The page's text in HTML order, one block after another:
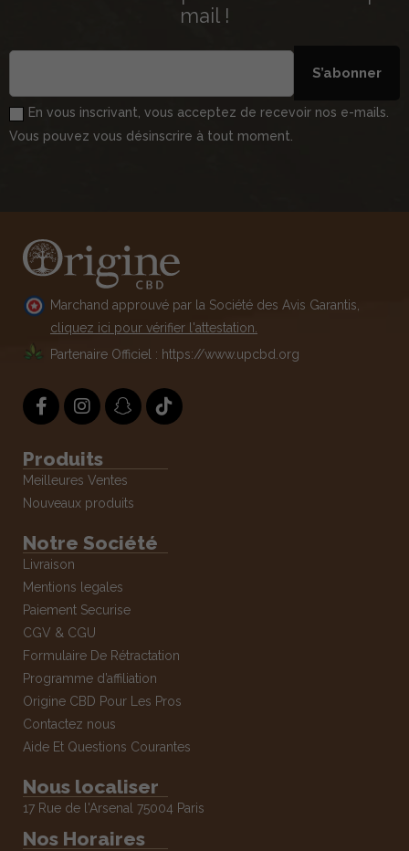
mail !
S’abonner
En vous inscrivant, vous acceptez de recevoir nos e-mails.
Vous pouvez vous désinscrire à tout moment.
Marchand approuvé par la Société des Avis Garantis,
cliquez ici pour vérifier l'attestation.
Partenaire Officiel : https://www.upcbd.org
Produits
Meilleures Ventes
Nouveaux produits
Notre Société
Livraison
Mentions legales
Paiement Securise
CGV & CGU
Formulaire De Rétractation
Programme d’affiliation
Origine CBD Pour Les Pros
Contactez nous
Aide Et Questions Courantes
Nous localiser
17 Rue de l'Arsenal 75004 Paris
Nos Horaires